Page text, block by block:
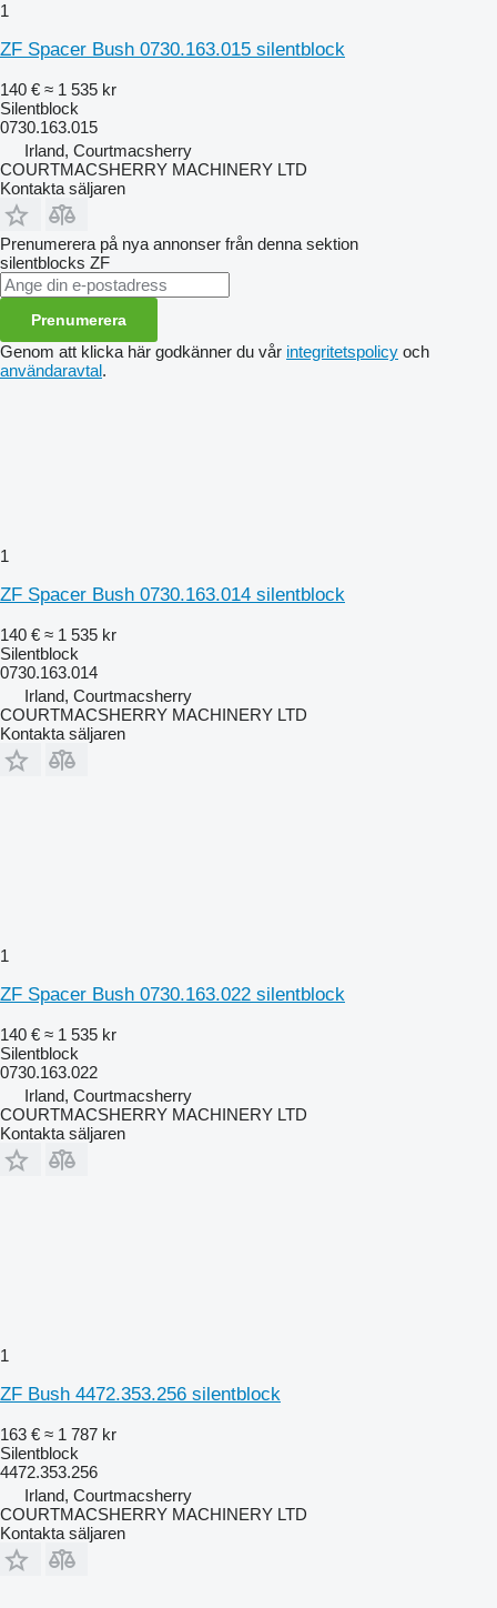
1
ZF Spacer Bush 0730.163.015 silentblock
140 € ≈ 1 535 kr
Silentblock
0730.163.015
Irland, Courtmacsherry
COURTMACSHERRY MACHINERY LTD
Kontakta säljaren
Prenumerera på nya annonser från denna sektion
silentblocks ZF
Prenumerera
Genom att klicka här godkänner du vår integritetspolicy och
användaravtal.
1
ZF Spacer Bush 0730.163.014 silentblock
140 € ≈ 1 535 kr
Silentblock
0730.163.014
Irland, Courtmacsherry
COURTMACSHERRY MACHINERY LTD
Kontakta säljaren
1
ZF Spacer Bush 0730.163.022 silentblock
140 € ≈ 1 535 kr
Silentblock
0730.163.022
Irland, Courtmacsherry
COURTMACSHERRY MACHINERY LTD
Kontakta säljaren
1
ZF Bush 4472.353.256 silentblock
163 € ≈ 1 787 kr
Silentblock
4472.353.256
Irland, Courtmacsherry
COURTMACSHERRY MACHINERY LTD
Kontakta säljaren